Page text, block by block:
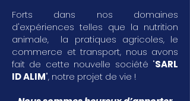
Forts dans nos domaines
d'expériences telles que la nutrition
animale, la pratiques agricoles, le
commerce et transport, nous avons
fait de cette nouvelle société "SARL
ID ALIM", notre projet de vie !